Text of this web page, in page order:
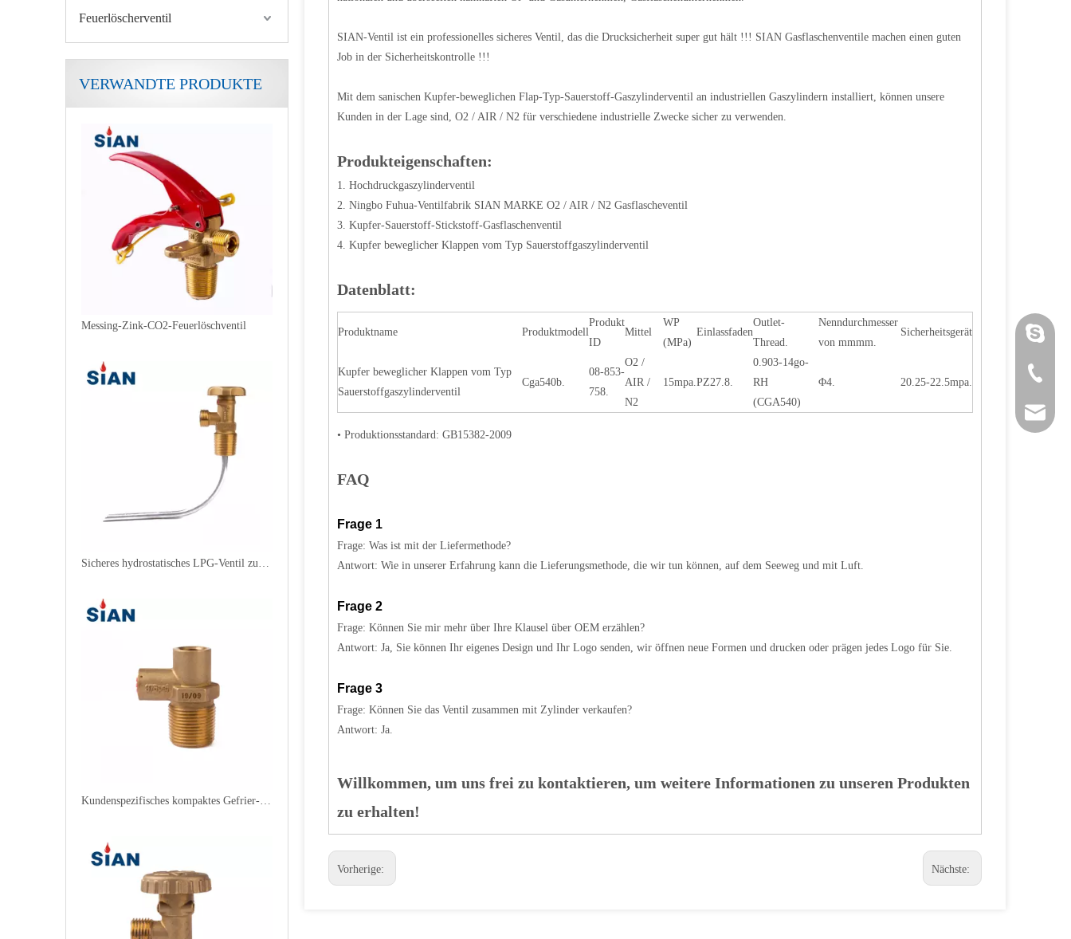
Feuerlöscherventil
VERWANDTE PRODUKTEStickstoff-Helium-Argon-Gasflaschenventil
Messing-Zink-CO2-Feuerlöschventil
Sicheres hydrostatisches LPG-Ventil zur Entlastung
Kundenspezifisches kompaktes Gefrier-LPG-Ventil
SIAN-Ventil ist ein professionelles sicheres Ventil, das die Drucksicherheit super gut hält !!! SIAN Gasflaschenventile machen einen guten
Job in der Sicherheitskontrolle !!!
Mit dem sanischen Kupfer-beweglichen Flap-Typ-Sauerstoff-Gaszylinderventil an industriellen Gaszylindern installiert, können unsere
Kunden in der Lage sind, O2 / AIR / N2 für verschiedene industrielle Zwecke sicher zu verwenden.
Produkteigenschaften:
1. Hochdruckgaszylinderventil
2. Ningbo Fuhua-Ventilfabrik SIAN MARKE O2 / AIR / N2 Gasflascheventil
3. Kupfer-Sauerstoff-Stickstoff-Gasflaschenventil
4. Kupfer beweglicher Klappen vom Typ Sauerstoffgaszylinderventil
Datenblatt:
Produktname Produktmodell
Produkt
ID
Mittel
WP
(MPa)
Einlassfaden
Outlet-
Thread.
Nenndurchmesser
von mmmm.
Sicherheitsgerät
Kupfer beweglicher Klappen vom Typ
Sauerstoffgaszylinderventil
Cga540b.
08-853-
758.
O2 /
AIR /
N2
15mpa.PZ27.8.
0.903-14go-
RH
(CGA540)
Φ4. 20.25-22.5mpa.
• Produktionsstandard: GB15382-2009
FAQ
Frage 1
Frage: Was ist mit der Liefermethode?
Antwort: Wie in unserer Erfahrung kann die Lieferungsmethode, die wir tun können, auf dem Seeweg und mit Luft.
Frage 2
Frage: Können Sie mir mehr über Ihre Klausel über OEM erzählen?
Antwort: Ja, Sie können Ihr eigenes Design und Ihr Logo senden, wir öffnen neue Formen und drucken oder prägen jedes Logo für Sie.
Frage 3
Frage: Können Sie das Ventil zusammen mit Zylinder verkaufen?
Antwort: Ja.
Willkommen, um uns frei zu kontaktieren, um weitere Informationen zu unseren Produkten
zu erhalten!
Vorherige: Nächste:
+86 571